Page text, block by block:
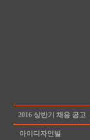
2016 상반기 채용 공고
아이디자인빌